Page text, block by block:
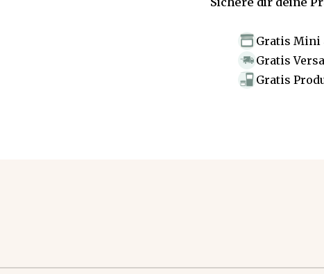
Gratis Mini
Gratis
Gratis